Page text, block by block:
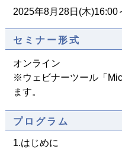
2025年8月28日(木)16:00
セミナー形式
オンライン
※ウェビナーツール「
ます。
プログラム
1.はじめに